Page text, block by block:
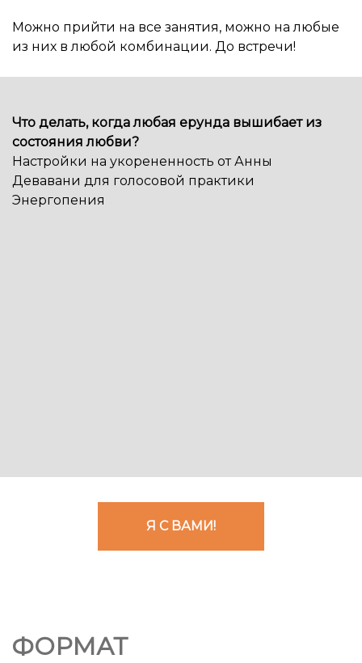
Можно прийти на все занятия, можно на любые
из них в любой комбинации. До встречи!
Что делать, когда любая ерунда вышибает из
состояния любви?
Настройки на укорененность от Анны
Девавани для голосовой практики
Энергопения
Я С ВАМИ!
ФОРМАТ